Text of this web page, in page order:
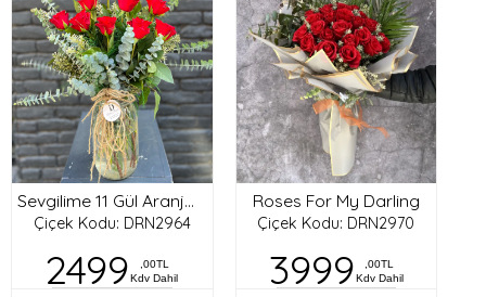
Sevgilime 11 Gül Aranjman
Çiçek Kodu: DRN2964
2499
,00TL
Kdv Dahil
Roses For My Darling
Çiçek Kodu: DRN2970
3999
,00TL
Kdv Dahil